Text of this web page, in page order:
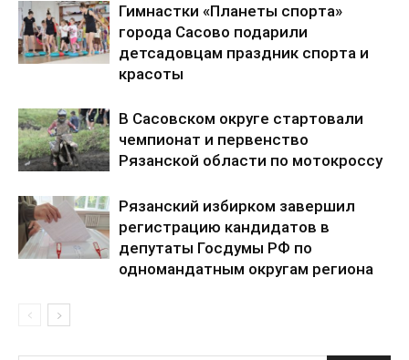
Гимнастки «Планеты спорта»
города Сасово подарили
детсадовцам праздник спорта и
красоты
В Сасовском округе стартовали
чемпионат и первенство
Рязанской области по мотокроссу
Рязанский избирком завершил
регистрацию кандидатов в
депутаты Госдумы РФ по
одномандатным округам региона